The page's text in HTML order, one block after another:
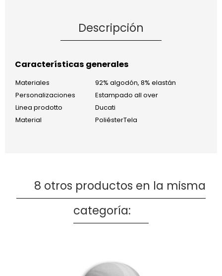
Descripción
Características generales
Materiales
92% algodón, 8% elastán
Personalizaciones
Estampado all over
Linea prodotto
Ducati
Material
PoliésterTela
8 otros productos en la misma
categoría: